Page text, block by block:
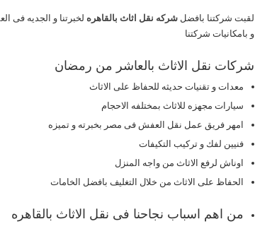
لقبت شركتنا بافضلشركه نقل اثاث بالقاهره لخبرتنا و الجديه فى
و بامكانيات شركتنا
شركات نقل الاثاث بالعاشر من رمضان
معدات و تقنيات حديثه للحفاظ على الاثاث
سيارات مجهزه للاثاث بمختلفه الاحجام
امهر فريق عمل نقل العفش فى مصر بخبرته و تميزه
فنيين لفك و تركيب التكيفات
اوناش لرفع الاثاث من واجه المنزل
الحفاظ على الاثاث من خلال التغليف بافضل الخامات
من اهم اسباب نجاحنا فى نقل الاثاث بالقاهره